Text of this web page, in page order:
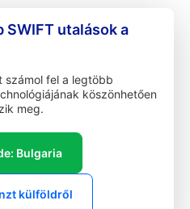
SWIFT utalások a
számol fel a legtöbb
köszönhetően
meg.
Bulgaria
külföldről